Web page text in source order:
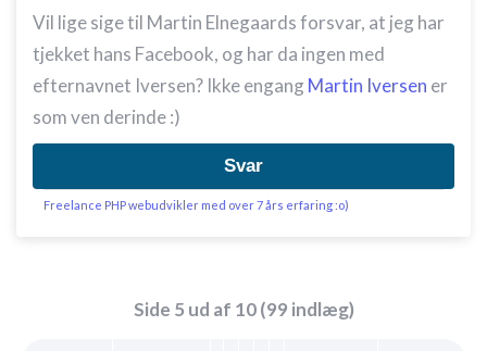
Vil lige sige til Martin Elnegaards forsvar, at jeg har
tjekket hans Facebook, og har da ingen med
efternavnet Iversen? Ikke engang Martin Iversen er
som ven derinde :)
Svar
Freelance PHP webudvikler med over 7 års erfaring :o)
Side 5 ud af 10 (99 indlæg)